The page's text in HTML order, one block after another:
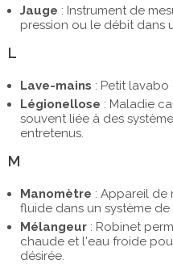
Jauge : Instrument de
pression ou le débit dans
L
Lave-mains : Petit lavabo
Légionellose : Maladie
souvent liée à des
entretenus.
M
Manomètre : Appareil de
fluide dans un système
Mélangeur : Robinet
chaude et l'eau froide
désirée.